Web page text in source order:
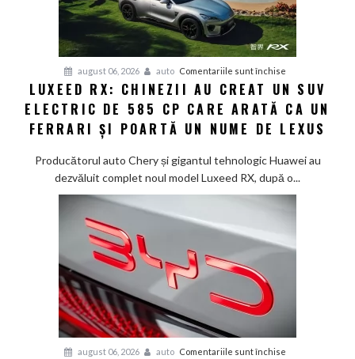
lansează
noua
generație
Smart
în
China
august 06, 2026 auto Comentariile sunt închise
Luxeed
RX:
Chinezii
creat
un
585
LUXEED RX: CHINEZII AU CREAT UN SUV
ELECTRIC DE 585 CP CARE ARATĂ CA UN
FERRARI ȘI POARTĂ UN NUME DE LEXUS
Producătorul auto Chery și gigantul tehnologic Huawei au
dezvăluit complet noul model Luxeed RX, după o...
august 06, 2026 auto Comentariile sunt închise